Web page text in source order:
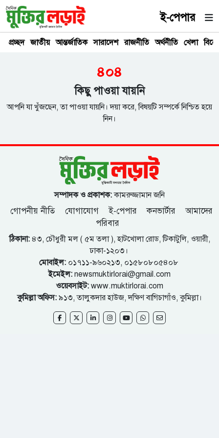
ই-পেপার
প্রচ্ছদ জাতীয় আন্তর্জাতিক সারাদেশ রাজনীতি অর্থনীতি খেলা
৪০৪
কিছু পাওয়া যায়নি
আপনি যা খুঁজছেন, তা পাওয়া যায়নি। দয়া করে, বিষয়টি সম্পর্কে নিশ্চিত হয়ে
নিন।
সম্পাদক ও প্রকাশক:কামরুজ্জামান জনি
গোপনীয় নীতি যোগাযোগ ই-পেপার কনভার্টার
আমাদের
পরিবার
ঠিকানা:৪৩, চৌধুরী মল ( ৫ম তলা ), হাটখোলা রোড, টিকাটুলি, ওয়ারী,
ঢাকা-১২০৩।
মোবাইল:০১৭১১-৯৬০২১৩, ০১৫৮০৮০৫৪০৮
ইমেইল: newsmuktirlorai@gmail.com
ওয়েবসাইট: www.muktirlorai.com
কুমিল্লা অফিস: ৯১৩, তালুকদার হাউজ, দক্ষিণ বাগিচাগাঁও, কুমিল্লা।